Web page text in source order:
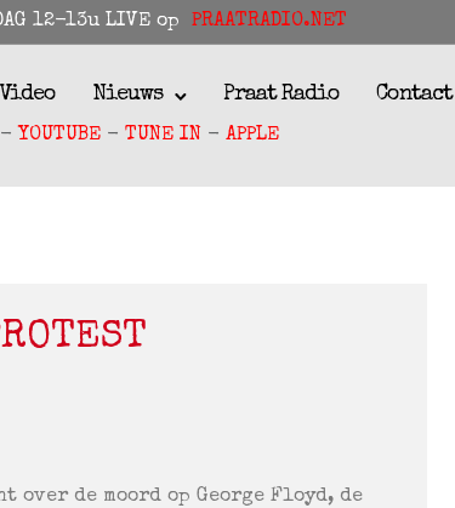
12-13u LIVE op PRAATRADIO.NET
Video Nieuws Praat Radio Contact
- YOUTUBE- TUNE IN - APPLE
de moord op George Floyd, de